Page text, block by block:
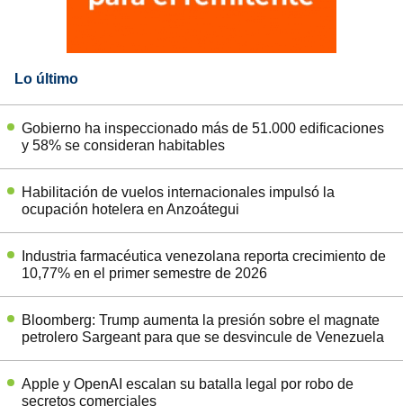
Lo último
Gobierno ha inspeccionado más de 51.000 edificaciones
y 58% se consideran habitables
Habilitación de vuelos internacionales impulsó la
ocupación hotelera en Anzoátegui
Industria farmacéutica venezolana reporta crecimiento de
10,77% en el primer semestre de 2026
Bloomberg: Trump aumenta la presión sobre el magnate
petrolero Sargeant para que se desvincule de Venezuela
Apple y OpenAI escalan su batalla legal por robo de
secretos comerciales